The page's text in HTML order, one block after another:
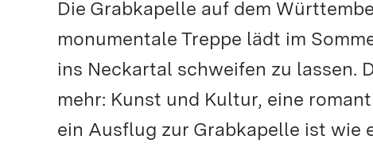
Die Grabkapelle auf dem
monumentale Treppe lädt im
ins Neckartal schweifen zu lassen.
mehr: Kunst und Kultur, eine
ein Ausflug zur Grabkapelle ist wie